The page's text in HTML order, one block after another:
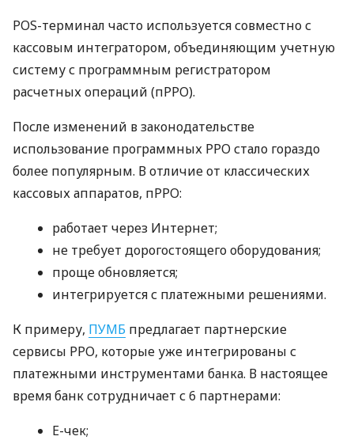
POS-терминал часто используется совместно с
кассовым интегратором, объединяющим учетную
систему с программным регистратором
расчетных операций (пРРО).
После изменений в законодательстве
использование программных РРО стало гораздо
более популярным. В отличие от классических
кассовых аппаратов, пРРО:
работает через Интернет;
не требует дорогостоящего оборудования;
проще обновляется;
интегрируется с платежными решениями.
К примеру, ПУМБ предлагает партнерские
сервисы РРО, которые уже интегрированы с
платежными инструментами банка. В настоящее
время банк сотрудничает с 6 партнерами:
E-чек;